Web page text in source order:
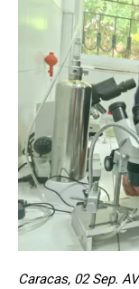
Caracas, 02 Sep.